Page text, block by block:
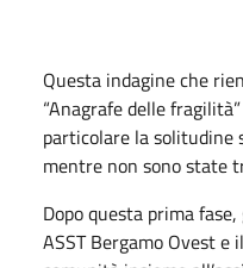
Questa indagine che
“Anagrafe delle
particolare la solitudine
mentre non sono state
Dopo questa prima
ASST Bergamo Ovest e